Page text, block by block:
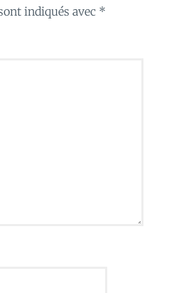
indiqués avec *